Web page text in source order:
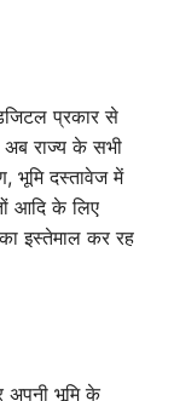
प्रकार से
राज्य के सभी
भूमि दस्तावेज में
आदि के लिए
इस्तेमाल कर रह
अपनी भूमि के